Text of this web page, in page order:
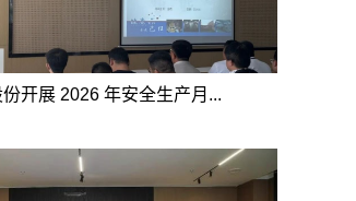
开展 2026 年安全生产月...